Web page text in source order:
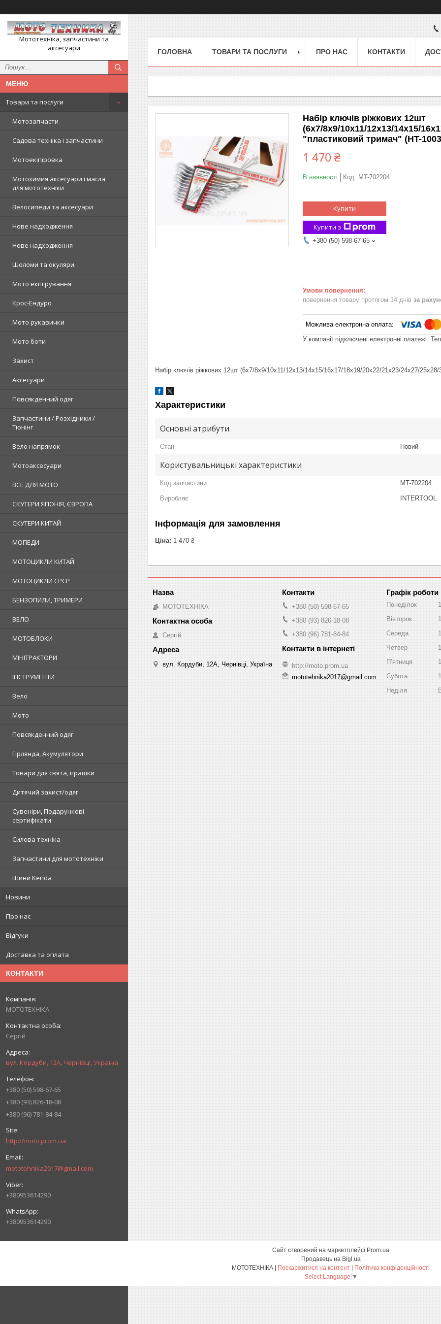
Мототехніка, запчастини та
аксесуари
Товари та послуги
Мотозапчасти
Садова техніка і запчастини
Мотоекіпіровка
Мотохимия аксесуари і масла
для мототехніки
Велосипеди та аксесуари
Нове надходження
Нове надходження
Шоломи та окуляри
Мото екіпірування
Крос-Ендуро
Мото рукавички
Мото боти
Захист
Аксесуари
Повсякденний одяг
Запчастини / Розхідники /
Тюнінг
Вело напрямок
Мотоаксесуари
ВСЕ ДЛЯ МОТО
СКУТЕРИ ЯПОНІЯ, ЄВРОПА
СКУТЕРИ КИТАЙ
МОПЕДИ
МОТОЦИКЛИ КИТАЙ
МОТОЦИКЛИ СРСР
БЕНЗОПИЛИ, ТРИМЕРИ
ВЕЛО
МОТОБЛОКИ
МІНІТРАКТОРИ
ІНСТРУМЕНТИ
Вело
Мото
Повсякденний одяг
Гірлянда, Акумулятори
Товари для свята, іграшки
Дитячий захист/одяг
Сувеніри, Подарункові
сертифікати
Силова техніка
Запчастини для мототехніки
Шини Kenda
Новини
Про нас
Відгуки
Доставка та оплата
КОНТАКТИ
МОТОТЕХНІКА
Сергій
вул. Кордуби, 12А, Чернівці, Україна
+380 (50) 598-67-65
+380 (93) 826-18-08
+380 (96) 781-84-84
http://moto.prom.ua
mototehnika2017@gmail.com
+380953614290
+380953614290
ГОЛОВНА ТОВАРИ ТА ПОСЛУГИ ПРО НАС КОНТАКТИ
Набір ключів ріжкових 12шт
(6x7/8x9/10x11/12x13/14x15/
"пластиковий тримач" (HT-
1 470 ₴
В наявності Код: MT-702204
Купити
Купити з
+380 (50) 598-67-65
повернення товару протягом 14 днів за
У компанії підключені електронні платежі.
Набір ключів ріжкових 12шт (6x7/8x9/10x11/12x13/14x15/16x17/18x19/20x22/21x23/24x27/
Характеристики
Основні атрибути
Стан Новий
Користувальницькі характеристики
Код запчастини MT-702204
Виробляє INTERTOOL
Інформація для замовлення
Ціна: 1 470 ₴
МОТОТЕХНІКА
Сергій
вул. Кордуби, 12А, Чернівці, Україна
+380 (50) 598-67-65
+380 (93) 826-18-08
+380 (96) 781-84-84
http://moto.prom.ua
mototehnika2017@gmail.com
Графік роботи
Понеділок
Вівторок
Середа
Четвер
Пʼятниця
Субота
Неділя
Сайт створений на маркетплейсі Prom.ua
Продавець на Bigl.ua
МОТОТЕХНІКА | Поскаржитися на контент | Політика конфіденційності
Select Language ▼